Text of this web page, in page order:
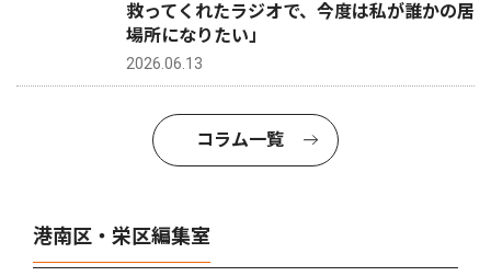
救ってくれたラジオで、今度は私が誰かの居
場所になりたい」
2026.06.13
コラム一覧
港南区・栄区編集室